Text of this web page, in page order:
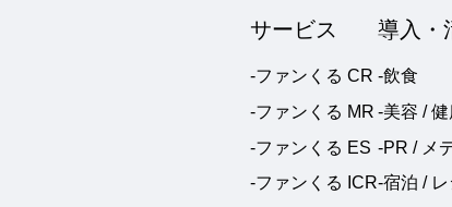
サービス
-ファンくる CR
-ファンくる MR
-ファンくる ES
-ファンくる ICR
導入・
-飲食
-美容 / 健
-PR / メ
-宿泊 /